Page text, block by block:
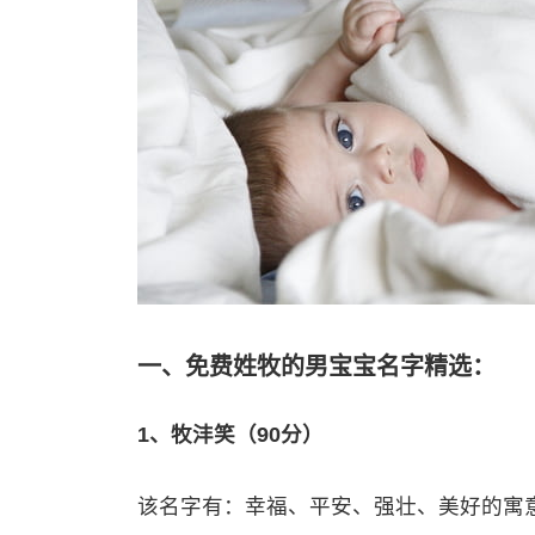
一、免费姓牧的男宝宝名字精选：
1、牧沣笑（90分）
该名字有：幸福、平安、强壮、美好的寓